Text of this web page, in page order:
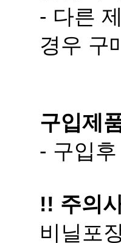
경우 구
구입제
- 구입
!! 주의